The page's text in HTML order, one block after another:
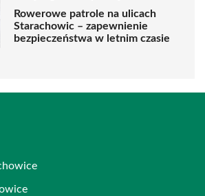
Rowerowe patrole na ulicach
Starachowic – zapewnienie
bezpieczeństwa w letnim czasie